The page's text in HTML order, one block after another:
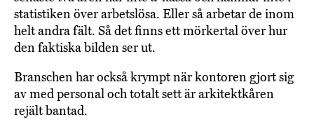
statistiken över arbetslösa. Eller så arbetar de inom
helt andra fält. Så det finns ett mörkertal över hur
den faktiska bilden ser ut.
Branschen har också krympt när kontoren gjort sig
av med personal och totalt sett är arkitektkåren
rejält bantad.